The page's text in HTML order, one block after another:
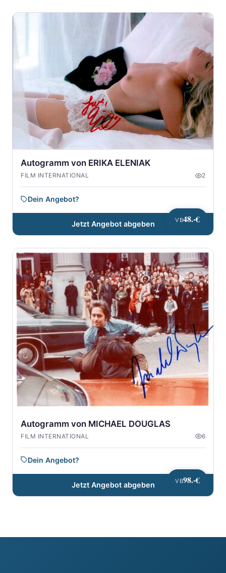
VB48.-€
Autogramm von ERIKA ELENIAK
FILM INTERNATIONAL 2
Dein Angebot?
Jetzt Angebot abgeben
VB98.-€
Autogramm von MICHAEL DOUGLAS
FILM INTERNATIONAL 6
Dein Angebot?
Jetzt Angebot abgeben